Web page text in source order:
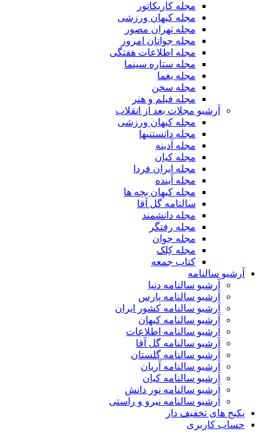
مجله کاریکاتور
مجله کیهان ورزشی
مجله تهران مصور
مجله جوانان امروز
مجله اطلاعات هفتگی
مجله ستاره سینما
مجله یغما
مجله سخن
مجله فیلم و هنر
آرشیو مجلات بعد از انقلاب
مجله کیهان ورزشی
مجله دانستنیها
مجله آدینه
مجله کیان
مجله ایران فردا
مجله آینده
مجله کیهان بچه ها
سالنامه گل آقا
مجله دانشمند
مجله رفتگر
مجله جوان
مجله کِلک
کتاب جمعه
آرشیو سالنامه
آرشیو سالنامه دنیا
آرشیو سالنامه پارس
آرشیو سالنامه کشور ایران
آرشیو سالنامه کیهان
آرشیو سالنامه اطلاعات
آرشیو سالنامه گل آقا
آرشیو سالنامه گلستان
آرشیو سالنامه آریان
آرشیو سالنامه کیان
آرشیو سالنامه نور دانش
آرشیو سالنامه نیرو و راستی
پکیج های تخفیف دار
حساب کاربری